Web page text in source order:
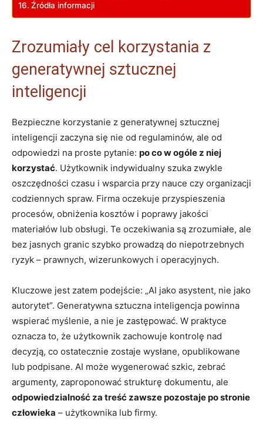
Źródła informacji
Zrozumiały cel korzystania z
generatywnej sztucznej
inteligencji
Bezpieczne korzystanie z generatywnej sztucznej
inteligencji zaczyna się nie od regulaminów, ale od
odpowiedzi na proste pytanie: po co w ogóle z niej
korzystać. Użytkownik indywidualny szuka zwykle
oszczędności czasu i wsparcia przy nauce czy organizacji
codziennych spraw. Firma oczekuje przyspieszenia
procesów, obniżenia kosztów i poprawy jakości
materiałów lub obsługi. Te oczekiwania są zrozumiałe, ale
bez jasnych granic szybko prowadzą do niepotrzebnych
ryzyk – prawnych, wizerunkowych i operacyjnych.
Kluczowe jest zatem podejście: „AI jako asystent, nie jako
autorytet”. Generatywna sztuczna inteligencja powinna
wspierać myślenie, a nie je zastępować. W praktyce
oznacza to, że użytkownik zachowuje kontrolę nad
decyzją, co ostatecznie zostaje wysłane, opublikowane
lub podpisane. AI może wygenerować szkic, zebrać
argumenty, zaproponować strukturę dokumentu, ale
odpowiedzialność za treść zawsze pozostaje po stronie
człowieka – użytkownika lub firmy.